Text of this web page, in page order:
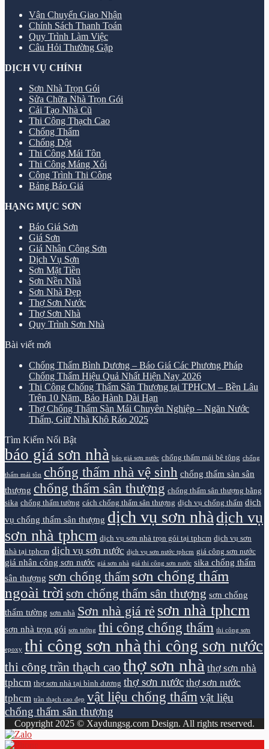
Vận Chuyển Giao Nhận
Chính Sách Thanh Toán
Quy Trình Làm Việc
Câu Hỏi Thường Gặp
DỊCH VỤ CHÍNH
Sơn Nhà Trọn Gói
Sửa Chữa Nhà Trọn Gói
Cải Tạo Nhà Cũ
Thi Công Thạch Cao
Chống Thấm
Chống Dột
Thi Công Mái Tôn
Thi Công Máng Xối
Công Trình Thi Công
Bảng Báo Giá
HẠNG MỤC SƠN
Báo Giá Sơn
Giá Sơn
Giá Nhân Công Sơn
Dịch Vụ Sơn
Sơn Mặt Tiền
Sơn Nền Nhà
Sơn Nhà Đẹp
Thợ Sơn Nước
Thợ Sơn Nhà
Quy Trình Sơn Nhà
Bài viết mới
Chống Thấm Bình Dương – Báo Giá Các Phương Pháp
Chống Thấm Hiệu Quả Nhất Hiện Nay 2026
Thi Công Chống Thấm Sân Thượng tại TPHCM – Bền Lâu
Trên 10 Năm, Bảo Hành Dài Hạn
Thợ Chống Thấm Sàn Mái Chuyên Nghiệp – Ngăn Nước
Thấm, Giữ Nhà Khô Ráo 2025
Tìm Kiếm Nổi Bật
báo giá sơn nhà báo giá sơn nước chống thấm mái bê tông chống
thấm mái tôn chống thấm nhà vệ sinh chống thấm sàn sân
thượng chống thấm sân thượng chống thấm sân thượng bằng
sika chống thấm tường cách chống thấm sân thượng dịch vụ chống thấm dịch
vụ chống thấm sân thượng dịch vụ sơn nhà dịch vụ
sơn nhà tphcm dịch vụ sơn nhà trọn gói tại tphcm dịch vụ sơn
nhà tại tphcm dịch vụ sơn nước dịch vụ sơn nước tphcm giá công sơn nước
giá nhân công sơn nước giá sơn nhà giá thi công sơn nước sika chống thấm
sân thượng sơn chống thấm sơn chống thấm
ngoài trời sơn chống thấm sân thượng sơn chống
thấm tường sơn nhà Sơn nhà giá rẻ sơn nhà tphcm
sơn nhà trọn gói sơn tường thi công chống thấm thi công sơn
epoxy thi công sơn nhà thi công sơn nước
thi công trần thạch cao thợ sơn nhà thợ sơn nhà
tphcm thợ sơn nhà tại bình dương thợ sơn nước thợ sơn nước
tphcm trần thạch cao đẹp vật liệu chống thấm vật liệu
chống thấm sân thượng
Copyright 2025 © Xaydungsg.com Design. All rights reserved.